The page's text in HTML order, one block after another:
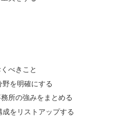
べきこと
を明確にする
所の強みをまとめる
をリストアップする